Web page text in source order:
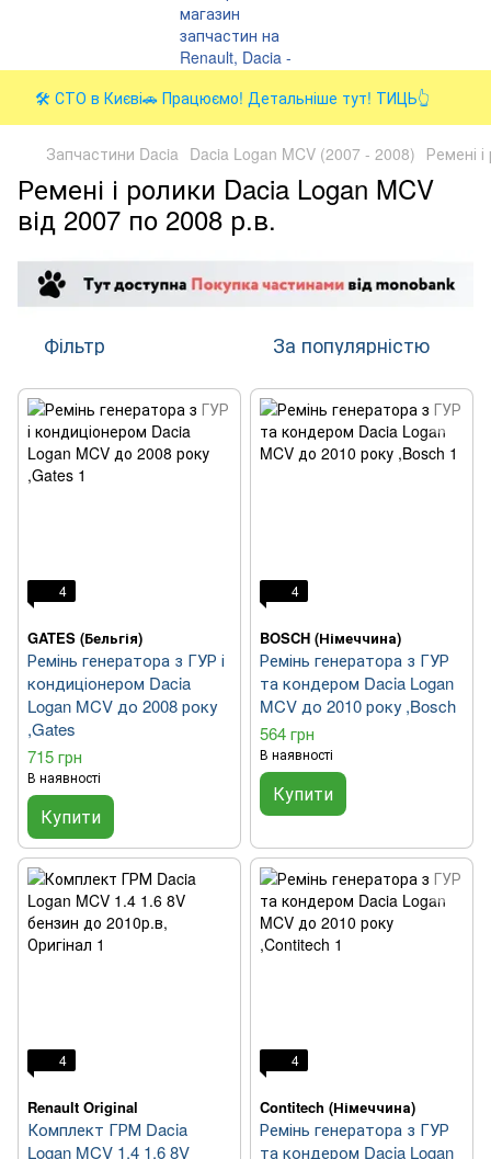
🛠️ СТО в Києві🚗 Працюємо! Детальніше тут! ТИЦЬ👆
Запчастини Dacia Dacia Logan MCV (2007 - 2008) Ремені
Ремені і ролики Dacia Logan MCV
від 2007 по 2008 р.в.
Фільтр За популярністю
4
GATES (Бельгія)
Ремінь генератора з ГУР і
кондиціонером Dacia
Logan MCV до 2008 року
,Gates
715 грн
В наявності
Купити
4
BOSCH (Німеччина)
Ремінь генератора з ГУР
та кондером Dacia Logan
MCV до 2010 року ,Bosch
564 грн
В наявності
Купити
4
Renault Original
Комплект ГРМ Dacia
Logan MCV 1.4 1.6 8V
4
Contitech (Німеччина)
Ремінь генератора з ГУР
та кондером Dacia Logan